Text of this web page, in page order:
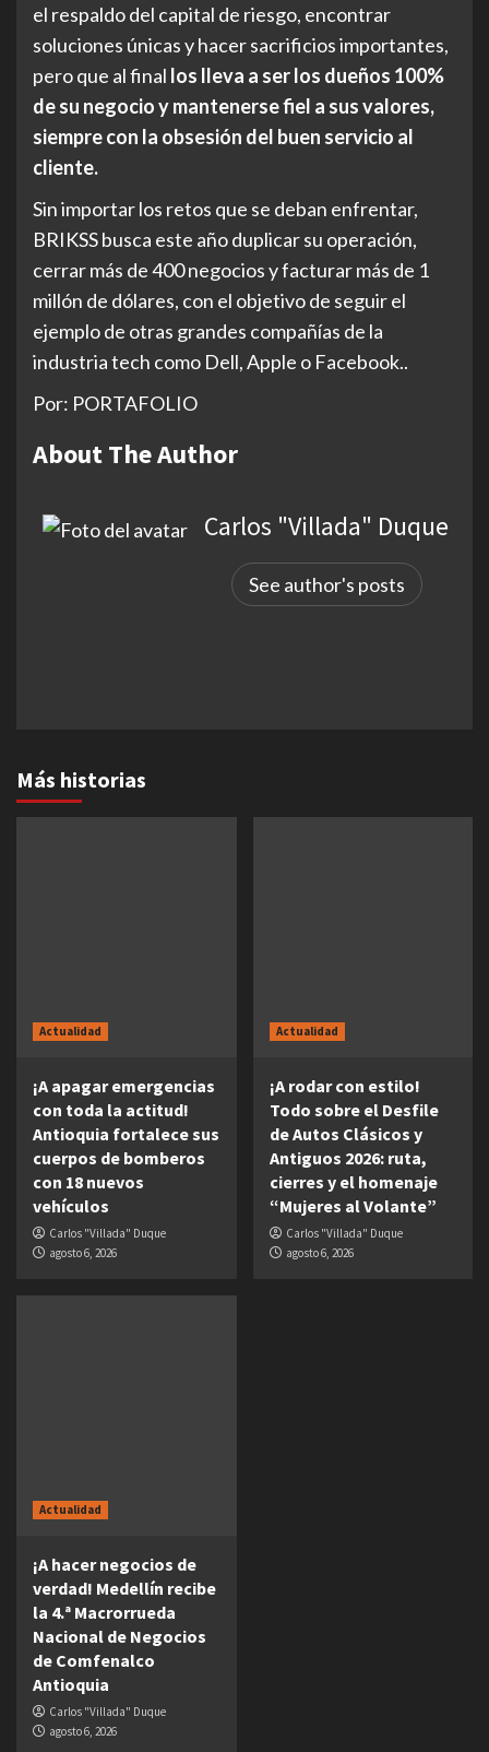
el respaldo del capital de riesgo, encontrar
soluciones únicas y hacer sacrificios importantes,
pero que al final los lleva a ser los dueños 100%
de su negocio y mantenerse fiel a sus valores,
siempre con la obsesión del buen servicio al
cliente.
Sin importar los retos que se deban enfrentar,
BRIKSS busca este año duplicar su operación,
cerrar más de 400 negocios y facturar más de 1
millón de dólares, con el objetivo de seguir el
ejemplo de otras grandes compañías de la
industria tech como Dell, Apple o Facebook..
Por: PORTAFOLIO
About The Author
Carlos "Villada" Duque
See author's posts
Más historias
Actualidad
¡A apagar emergencias
con toda la actitud!
Antioquia fortalece sus
cuerpos de bomberos
con 18 nuevos
vehículos
Carlos "Villada" Duque
agosto 6, 2026
Actualidad
¡A rodar con estilo!
Todo sobre el Desfile
de Autos Clásicos y
Antiguos 2026: ruta,
cierres y el homenaje
“Mujeres al Volante”
Carlos "Villada" Duque
agosto 6, 2026
Actualidad
¡A hacer negocios de
verdad! Medellín recibe
la 4.ª Macrorrueda
Nacional de Negocios
de Comfenalco
Antioquia
Carlos "Villada" Duque
agosto 6, 2026